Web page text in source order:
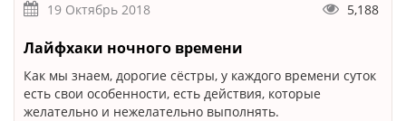
19 Октябрь 2018 5,188
Лайфхаки ночного времени
Как мы знаем, дорогие сёстры, у каждого времени суток
есть свои особенности, есть действия, которые
желательно и нежелательно выполнять.